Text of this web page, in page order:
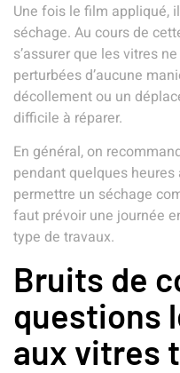
Une fois le film appliqué,
séchage. Au cours de
s’assurer que les vitres
perturbées d’aucune
décollement ou un
difficile à réparer.
En général, on
pendant quelques
permettre un séchage
faut prévoir une journée
type de travaux.
Bruits de
questions
aux vitres